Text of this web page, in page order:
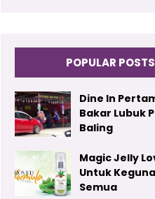
POPULAR POSTS
Dine In
Bakar Lubuk
Baling
Magic Jelly
Untuk
Semua